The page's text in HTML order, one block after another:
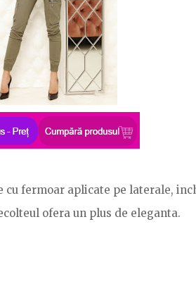
cu fermoar aplicate pe laterale,
ofera un plus de eleganta.